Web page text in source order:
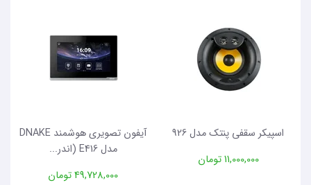
اسپیکر سقفی پنتک مدل 926
11,000,000 تومان
آیفون تصویری هوشمند DNAKE
مدل E416 (اندر...
49,728,000 تومان